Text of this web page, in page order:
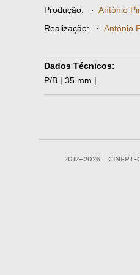
Produção: · António
Realização: · António
Dados Técnicos:
P/B | 35 mm |
2012—2026 CINEPT-